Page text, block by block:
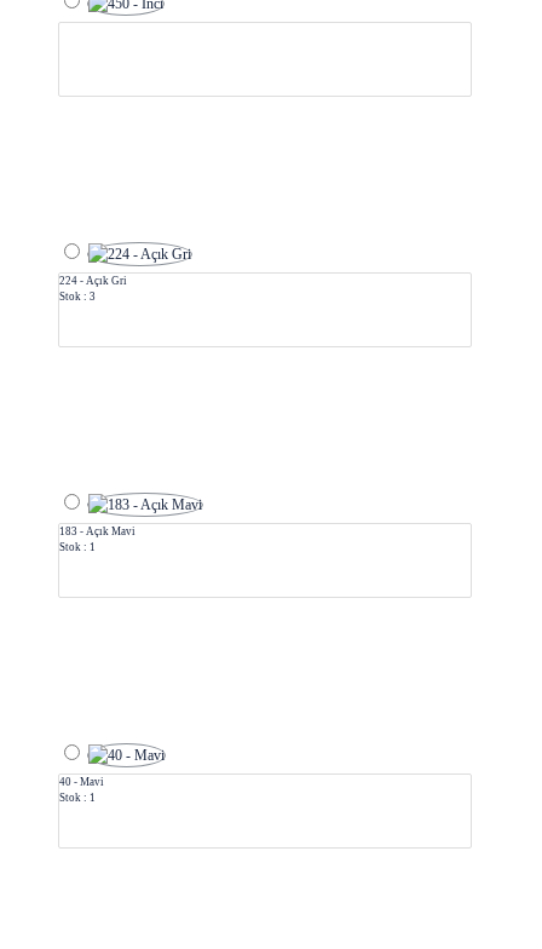
224 - Açık Gri
Stok : 3
183 - Açık Mavi
Stok : 1
40 - Mavi
Stok : 1